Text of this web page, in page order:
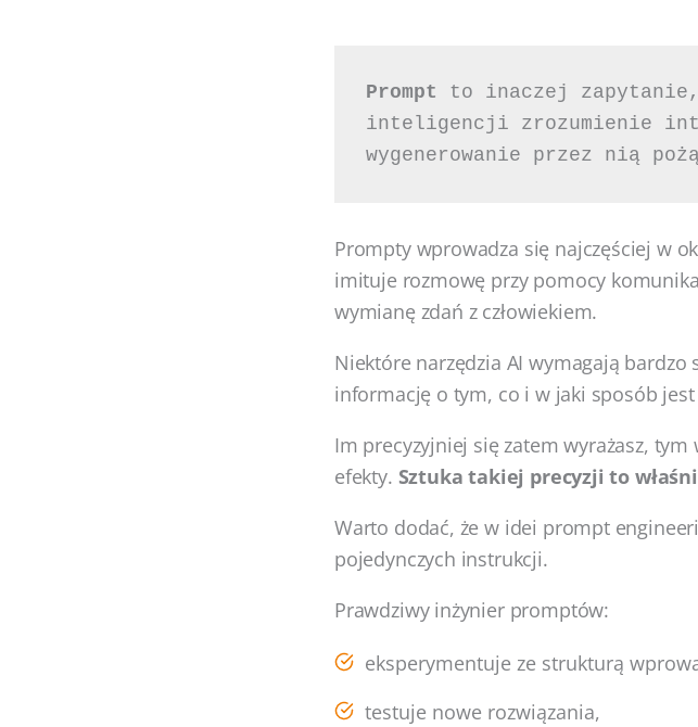
Prompt to inaczej
inteligencji zrozumienie
wygenerowanie przez nią
Prompty wprowadza się najczęściej w
imituje rozmowę przy pomocy
wymianę zdań z człowiekiem.
Niektóre narzędzia AI wymagają
informację o tym, co i w jaki sposób
Im precyzyjniej się zatem wyrażasz,
efekty. Sztuka takiej precyzji to
Warto dodać, że w idei prompt
pojedynczych instrukcji.
Prawdziwy inżynier promptów:
eksperymentuje ze strukturą
testuje nowe rozwiązania,